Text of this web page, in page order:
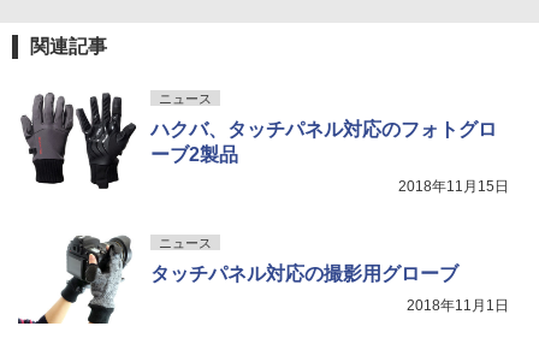
関連記事
ニュース
ハクバ、タッチパネル対応のフォトグロ
ーブ2製品
2018年11月15日
ニュース
タッチパネル対応の撮影用グローブ
2018年11月1日